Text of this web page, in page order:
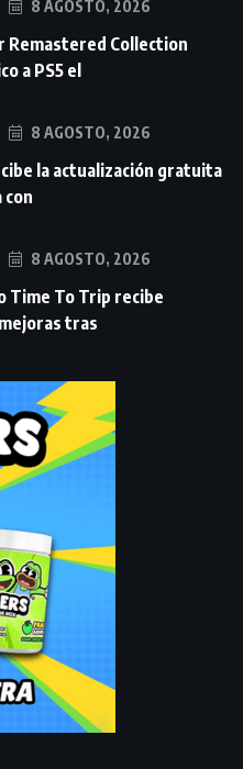
8 AGOSTO, 2026
Remastered Collection
a PS5 el
8 AGOSTO, 2026
la actualización gratuita
con
8 AGOSTO, 2026
Time To Trip recibe
tras